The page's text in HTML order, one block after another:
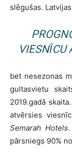
slēgušas.
VIESNĪCU
bet nesezonas
gultasvietu
2019.gadā
atvērsies
Semarah Hotels
pārsniegs 90%